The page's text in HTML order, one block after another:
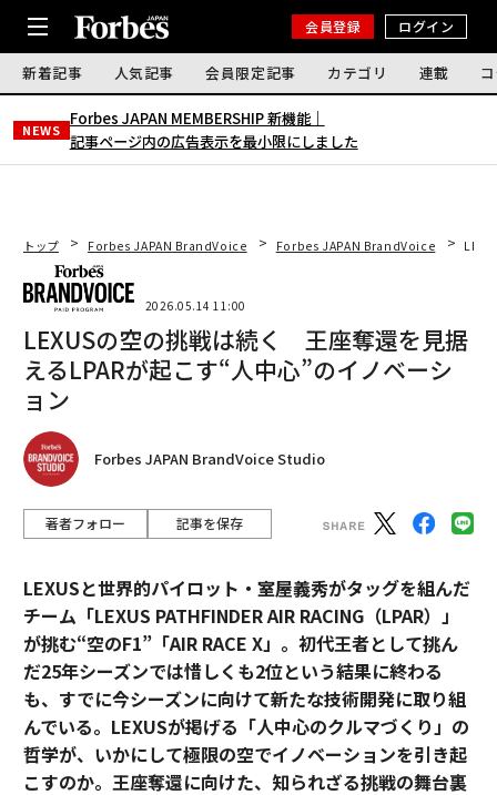
会員登録 ログイン
新着記事 人気記事 会員限定記事 カテゴリ 連載
NEWS
Forbes JAPAN MEMBERSHIP 新機能｜
記事ページ内の広告表示を最小限にしました
トップ Forbes JAPAN BrandVoice Forbes JAPAN BrandVoice
2026.05.14 11:00
LEXUSの空の挑戦は続く 王座奪還を見据
えるLPARが起こす“人中心”のイノベーシ
ョン
Forbes JAPAN BrandVoice Studio
著者フォロー 記事を保存
LEXUSと世界的パイロット・室屋義秀がタッグを組んだ
チーム「LEXUS PATHFINDER AIR RACING（LPAR）」
が挑む“空のF1”「AIR RACE X」。初代王者として挑ん
だ25年シーズンでは惜しくも2位という結果に終わる
も、すでに今シーズンに向けて新たな技術開発に取り組
んでいる。LEXUSが掲げる「人中心のクルマづくり」の
哲学が、いかにして極限の空でイノベーションを引き起
こすのか。王座奪還に向けた、知られざる挑戦の舞台裏